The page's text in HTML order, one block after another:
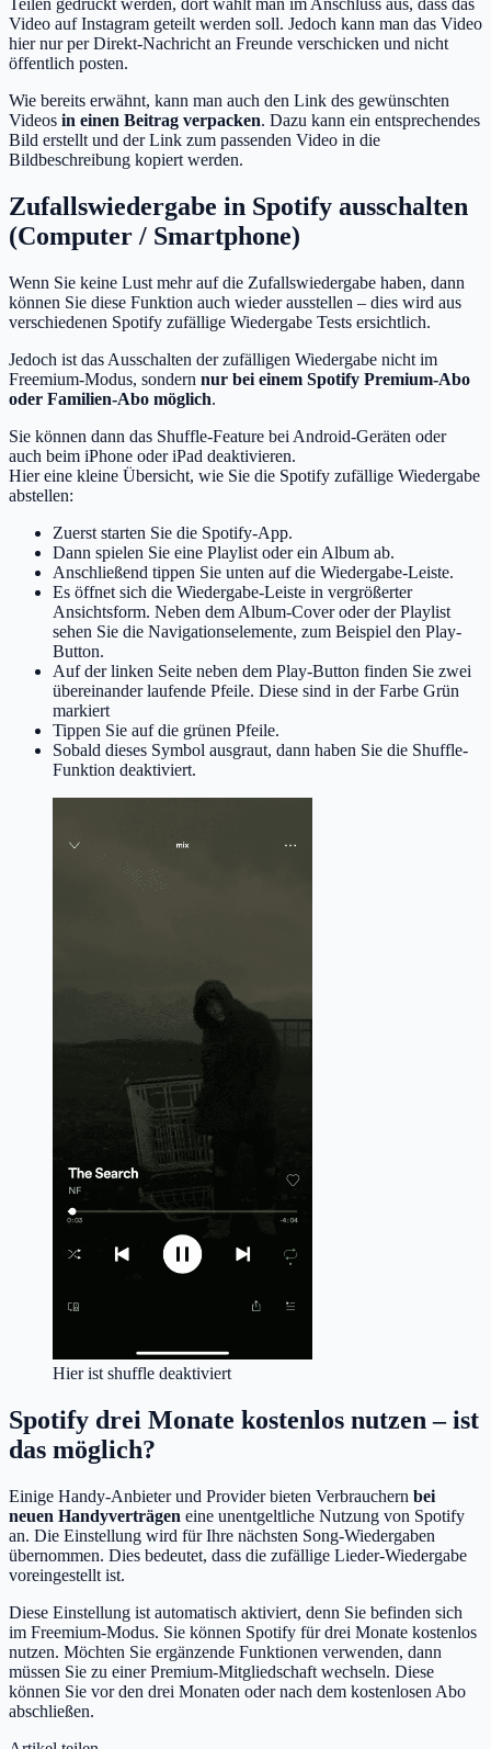
Teilen gedrückt werden, dort wählt man im Anschluss aus, dass das
Video auf Instagram geteilt werden soll. Jedoch kann man das Video
hier nur per Direkt-Nachricht an Freunde verschicken und nicht
öffentlich posten.
Wie bereits erwähnt, kann man auch den Link des gewünschten
Videos in einen Beitrag verpacken. Dazu kann ein entsprechendes
Bild erstellt und der Link zum passenden Video in die
Bildbeschreibung kopiert werden.
Zufallswiedergabe in Spotify ausschalten
(Computer / Smartphone)
Wenn Sie keine Lust mehr auf die Zufallswiedergabe haben, dann
können Sie diese Funktion auch wieder ausstellen – dies wird aus
verschiedenen Spotify zufällige Wiedergabe Tests ersichtlich.
Jedoch ist das Ausschalten der zufälligen Wiedergabe nicht im
Freemium-Modus, sondern nur bei einem Spotify Premium-Abo
oder Familien-Abo möglich.
Sie können dann das Shuffle-Feature bei Android-Geräten oder
auch beim iPhone oder iPad deaktivieren.
Hier eine kleine Übersicht, wie Sie die Spotify zufällige Wiedergabe
abstellen:
Zuerst starten Sie die Spotify-App.
Dann spielen Sie eine Playlist oder ein Album ab.
Anschließend tippen Sie unten auf die Wiedergabe-Leiste.
Es öffnet sich die Wiedergabe-Leiste in vergrößerter
Ansichtsform. Neben dem Album-Cover oder der Playlist
sehen Sie die Navigationselemente, zum Beispiel den Play-
Button.
Auf der linken Seite neben dem Play-Button finden Sie zwei
übereinander laufende Pfeile. Diese sind in der Farbe Grün
markiert
Tippen Sie auf die grünen Pfeile.
Sobald dieses Symbol ausgraut, dann haben Sie die Shuffle-
Funktion deaktiviert.
Hier ist shuffle deaktiviert
Spotify drei Monate kostenlos nutzen – ist
das möglich?
Einige Handy-Anbieter und Provider bieten Verbrauchern bei
neuen Handyverträgen eine unentgeltliche Nutzung von Spotify
an. Die Einstellung wird für Ihre nächsten Song-Wiedergaben
übernommen. Dies bedeutet, dass die zufällige Lieder-Wiedergabe
voreingestellt ist.
Diese Einstellung ist automatisch aktiviert, denn Sie befinden sich
im Freemium-Modus. Sie können Spotify für drei Monate kostenlos
nutzen. Möchten Sie ergänzende Funktionen verwenden, dann
müssen Sie zu einer Premium-Mitgliedschaft wechseln. Diese
können Sie vor den drei Monaten oder nach dem kostenlosen Abo
abschließen.